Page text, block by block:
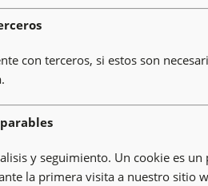
con terceros, si estos son
y seguimiento. Un cookie es
la primera visita a nuestro sitio